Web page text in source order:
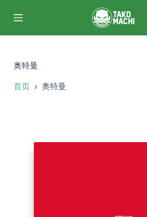
过
奥特曼
首页 奥特曼